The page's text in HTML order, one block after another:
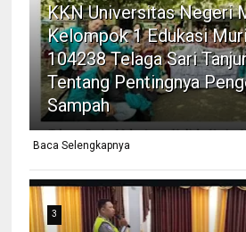
KKN Universitas Negeri
Kelompok 1 Edukasi
104238 Telaga Sari
Tentang Pentingnya
Sampah
Baca Selengkapnya
3